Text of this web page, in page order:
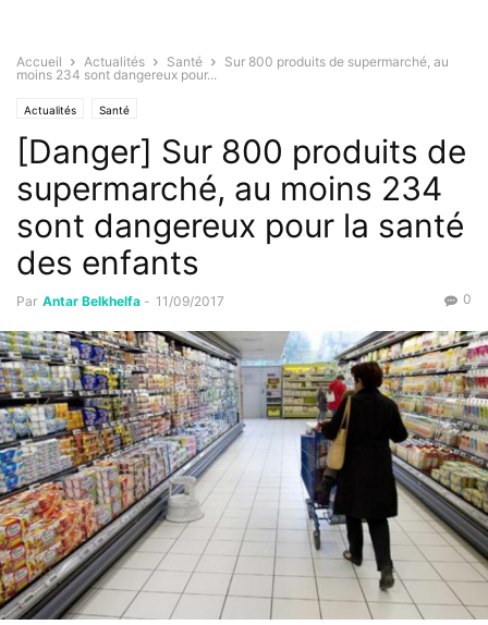
Accueil Actualités Santé
Sur 800 produits de supermarché, au
moins 234 sont dangereux pour...
Actualités Santé
[Danger] Sur 800 produits de
supermarché, au moins 234
sont dangereux pour la santé
des enfants
Par Antar Belkhelfa - 11/09/2017 0